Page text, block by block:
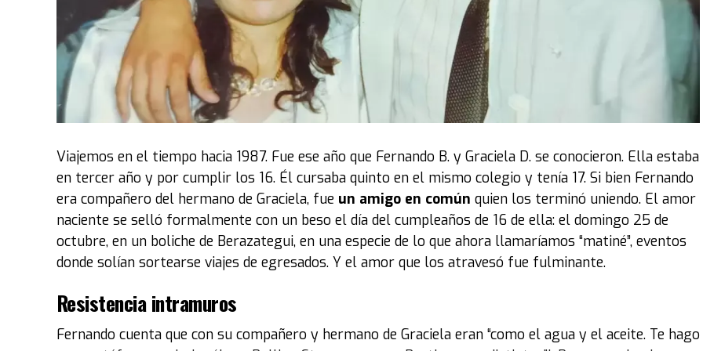
tuvimos que esperarlos, bajarlos, recibirlos y subirlos a las plataformas para luego ubicarlos en el
pabellón".
Luego, explicó el criterio con el que se montó el evento al que pueden concurrir los fanáticos hasta el
2 de octubre en Costa Salguero. “La idea de la exposición, como decía el título, fue '
Íconos sobre
Ruedas’. Por lo tanto, se eligieron vehículos emblemáticos. Obviamente, para la Argentina,este de
personaje, comoMarilyn Monroe".
Entre los coches exhibidos también estuvo el legendarioDeLoreanque se utilizó en la célebre
película Volver al Futuro. El modelo fue abierto para el público, mostrando los detalles de un
tablero que permanece impoluto y colorido.
personalidades de ese tipo y autos icónicos del cine, como el
propietario“, expresó Acacia.
Viajemos en el tiempo hacia 1987. Fue ese año que Fernando B. y Graciela D. se conocieron. Ella estaba
en tercer año y por cumplir los 16. Él cursaba quinto en el mismo colegio y tenía 17. Si bien Fernando
era compañero del hermano de Graciela, fue un amigo en común quien los terminó uniendo. El amor
naciente se selló formalmente con un beso el día del cumpleaños de 16 de ella: el domingo 25 de
octubre, en un boliche de Berazategui, en una especie de lo que ahora llamaríamos “matiné”, eventos
donde solían sortearse viajes de egresados. Y el amor que los atravesó fue fulminante.
Resistencia intramuros
Fernando cuenta que con su compañero y hermano de Graciela eran “como el agua y el aceite. Te hago